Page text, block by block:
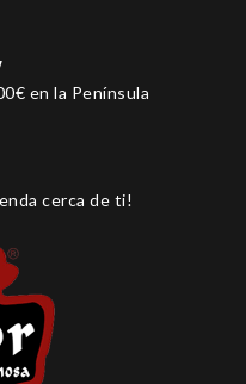
en la Península
cerca de ti!